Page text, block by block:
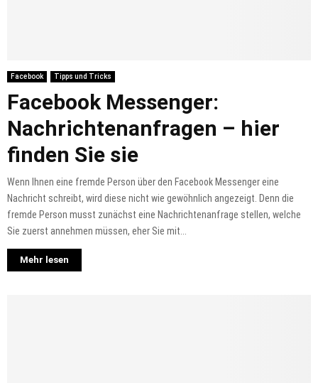
Facebook Tipps und Tricks
Facebook Messenger:
Nachrichtenanfragen – hier
finden Sie sie
Wenn Ihnen eine fremde Person über den Facebook Messenger eine
Nachricht schreibt, wird diese nicht wie gewöhnlich angezeigt. Denn die
fremde Person musst zunächst eine Nachrichtenanfrage stellen, welche
Sie zuerst annehmen müssen, eher Sie mit...
Mehr lesen